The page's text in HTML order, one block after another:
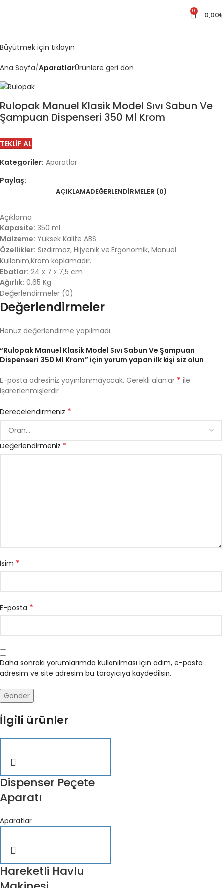
0 0,00
Büyütmek için tıklayın
Ana Sayfa AparatlarÜrünlere geri dön
Rulopak Manuel Klasik Model Sıvı Sabun Ve
Şampuan Dispenseri 350 Ml Krom
TEKLIF AL
Kategoriler: Aparatlar
Paylaş:
AÇIKLAMADEĞERLENDIRMELER (0)
Açıklama
Kapasite: 350 ml
Malzeme: Yüksek Kalite ABS
Özellikler: Sızdırmaz, Hijyenik ve Ergonomik, Manuel
Kullanım,Krom kaplamadır.
Ebatlar: 24 x 7 x 7,5 cm
Ağırlık: 0,65 Kg
Değerlendirmeler (0)
Değerlendirmeler
Henüz değerlendirme yapılmadı.
“Rulopak Manuel Klasik Model Sıvı Sabun Ve Şampuan
Dispenseri 350 Ml Krom” için yorum yapan ilk kişi siz olun
E-posta adresiniz yayınlanmayacak. Gerekli alanlar * ile
işaretlenmişlerdir
Derecelendirmeniz *
Değerlendirmeniz *
İsim *
E-posta *
Daha sonraki yorumlarımda kullanılması için adım, e-posta
adresim ve site adresim bu tarayıcıya kaydedilsin.
İlgili ürünler
Dispenser Peçete
Aparatı
Aparatlar
Hareketli Havlu